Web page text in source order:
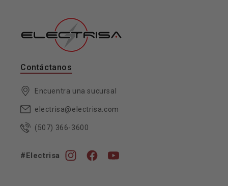
Contáctanos
Encuentra una sucursal
electrisa@electrisa.com
(507) 366-3600
#Electrisa
InstagramFacebookYouTube